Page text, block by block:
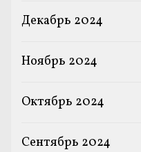
Декабрь 2024
Ноябрь 2024
Октябрь 2024
Сентябрь 2024